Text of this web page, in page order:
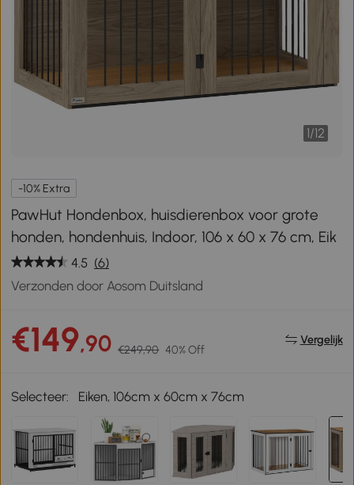
1/12
-10% Extra
PawHut Hondenbox, huisdierenbox voor grote
honden, hondenhuis, Indoor, 106 x 60 x 76 cm, Eik
4.5 (6)
Verzonden door Aosom Duitsland
€149,90 €249,90 40% Off
Vergelijk
Selecteer: Eiken, 106cm x 60cm x 76cm